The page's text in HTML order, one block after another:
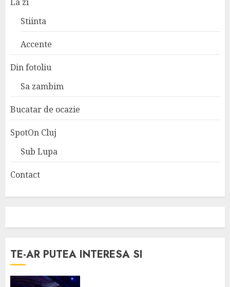
Stiinta
Accente
Din fotoliu
Sa zambim
Bucatar de ocazie
SpotOn Cluj
Sub Lupa
Contact
TE-AR PUTEA INTERESA SI